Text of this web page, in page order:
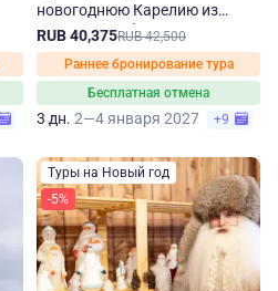
новогоднюю Карелию из
Санкт-Петербурга
RUB 40,375RUB 42,500
Раннее бронирование тура
Бесплатная отмена
3 дн. 2—4 января 2027 +9
Туры на Новый год
-5%